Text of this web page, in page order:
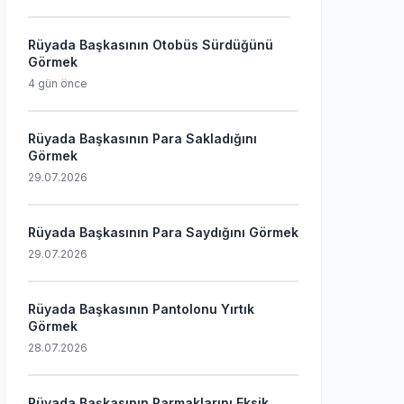
Rüyada Başkasının Otobüs Sürdüğünü
Görmek
4 gün önce
Rüyada Başkasının Para Sakladığını
Görmek
29.07.2026
Rüyada Başkasının Para Saydığını Görmek
29.07.2026
Rüyada Başkasının Pantolonu Yırtık
Görmek
28.07.2026